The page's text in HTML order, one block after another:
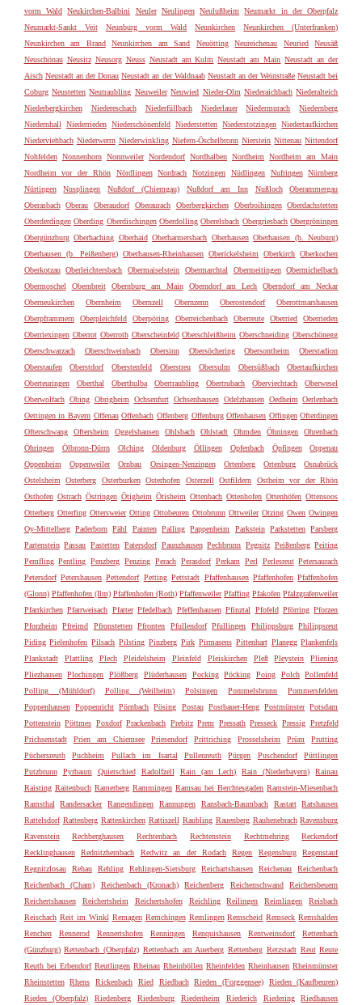
vorm Wald Neukirchen-Balbini Neuler Neulingen Neulußheim
Neumarkt in der Oberpfalz
Neumarkt-Sankt Veit
Neunburg vorm Wald Neunkirchen
Neunkirchen (Unterfranken)
Neunkirchen am Brand
Neunkirchen am Sand Neuötting Neureichenau Neuried
Neusäß
Neuschönau Neusitz Neusorg Neuss Neustadt am Kulm Neustadt am Main Neustadt an der
Aisch Neustadt an der Donau Neustadt an der Waldnaab Neustadt an der Weinstraße Neustadt bei
Coburg Neustetten Neutraubling Neuweiler Neuwied Nieder-Olm Niederaichbach Niederalteich
Niederbergkirchen
Niedereschach Niederfüllbach Niederlauer Niedermurach
Niedernberg
Niedernhall
Niederrieden Niederschönenfeld Niederstetten Niederstotzingen Niedertaufkirchen
Niederviehbach Niederwerrn Niederwinkling Niefern-Öschelbronn Nierstein Nittenau Nittendorf
Nohfelden Nonnenhorn Nonnweiler Nordendorf Nordhalben Nordheim
Nordheim am Main
Nordheim vor der Rhön
Nördlingen Nordrach Notzingen Nüdlingen Nufringen
Nürnberg
Nürtingen
Nusplingen Nußdorf (Chiemgau) Nußdorf am Inn Nußloch
Oberammergau
Oberasbach
Oberau Oberaudorf Oberaurach Oberbergkirchen Oberboihingen
Oberdachstetten
Oberderdingen Oberding Oberdischingen Oberdolling Oberelsbach Obergriesbach Obergröningen
Obergünzburg Oberhaching Oberhaid Oberharmersbach Oberhausen Oberhausen (b. Neuburg)
Oberhausen (b. Peißenberg) Oberhausen-Rheinhausen Oberickelsheim Oberkirch Oberkochen
Oberkotzau
Oberleichtersbach Obermaiselstein Obermarchtal Obermeitingen
Obermichelbach
Obermoschel
Obernbreit Obernburg am Main Oberndorf am Lech
Oberndorf am Neckar
Oberneukirchen
Obernheim Obernzell Obernzenn Oberostendorf
Oberottmarshausen
Oberpframmern
Oberpleichfeld Oberpöring Oberreichenbach Oberreute Oberried
Oberrieden
Oberriexingen Oberrot Oberroth Oberscheinfeld Oberschleißheim Oberschneiding Oberschönegg
Oberschwarzach
Oberschweinbach Obersinn Obersöchering Obersontheim
Oberstadion
Oberstaufen
Oberstdorf Oberstenfeld Oberstreu Obersulm Obersüßbach
Obertaufkirchen
Oberteuringen
Oberthal Oberthulba Obertraubling Obertrubach Oberviechtach
Oberwesel
Oberwolfach Obing Obrigheim Ochsenfurt Ochsenhausen Odelzhausen Oedheim Oerlenbach
Oettingen in Bayern Offenau Offenbach Offenberg Offenburg Offenhausen Offingen Ofterdingen
Ofterschwang
Oftersheim Oggelshausen Ohlsbach Ohlstadt Ohmden Öhningen
Ohrenbach
Öhringen
Ölbronn-Dürrn Olching Oldenburg Öllingen Opfenbach Öpfingen
Oppenau
Oppenheim
Oppenweiler Ornbau Orsingen-Nenzingen Ortenberg Ortenburg
Osnabrück
Ostelsheim
Osterberg Osterburken Osterhofen Osterzell Ostfildern
Ostheim vor der Rhön
Osthofen Ostrach Östringen Ötigheim Ötisheim Ottenbach Ottenhofen Ottenhöfen Ottensoos
Otterberg Otterfing Ottersweier Otting Ottobeuren Ottobrunn Ottweiler Otzing Owen Owingen
Oy-Mittelberg Paderborn Pähl Painten Palling Pappenheim Parkstein Parkstetten Parsberg
Partenstein Passau Pastetten Patersdorf Paunzhausen Pechbrunn Pegnitz Peißenberg Peiting
Pemfling Pentling Penzberg Penzing Perach Perasdorf Perkam Perl Perlesreut Petersaurach
Petersdorf Petershausen Pettendorf Petting Pettstadt Pfaffenhausen Pfaffenhofen Pfaffenhofen
(Glonn) Pfaffenhofen (Ilm) Pfaffenhofen (Roth) Pfaffenweiler Pfaffing Pfakofen Pfalzgrafenweiler
Pfarrkirchen Pfarrweisach Pfatter Pfedelbach Pfeffenhausen Pfinztal Pfofeld Pförring Pforzen
Pforzheim
Pfreimd Pfronstetten Pfronten Pfullendorf Pfullingen Philippsburg Philippsreut
Piding Pielenhofen Pilsach Pilsting Pinzberg Pirk Pirmasens Pittenhart Planegg Plankenfels
Plankstadt
Plattling Plech Pleidelsheim Pleinfeld Pleiskirchen Pleß Pleystein
Pliening
Pliezhausen
Plochingen Plößberg Plüderhausen Pocking Pöcking Poing Polch
Pollenfeld
Polling (Mühldorf)
Polling (Weilheim) Polsingen Pommelsbrunn
Pommersfelden
Poppenhausen Poppenricht Pörnbach Pösing Postau Postbauer-Heng Postmünster Potsdam
Pottenstein Pöttmes Poxdorf Prackenbach Prebitz Prem Pressath Presseck Pressig Pretzfeld
Prichsenstadt
Prien am Chiemsee Priesendorf Prittriching Prosselsheim Prüm
Prutting
Püchersreuth
Puchheim Pullach im Isartal Pullenreuth Pürgen Puschendorf
Püttlingen
Putzbrunn
Pyrbaum Quierschied Radolfzell Rain (am Lech) Rain (Niederbayern)
Rainau
Raisting Raitenbuch Ramerberg Rammingen Ramsau bei Berchtesgaden Ramstein-Miesenbach
Ramsthal
Randersacker Rangendingen Rannungen Ransbach-Baumbach Rastatt
Ratshausen
Rattelsdorf Rattenberg Rattenkirchen Rattiszell Raubling Rauenberg Rauhenebrach Ravensburg
Ravenstein
Rechberghausen Rechtenbach Rechtenstein Rechtmehring
Reckendorf
Recklinghausen
Rednitzhembach Redwitz an der Rodach Regen Regensburg
Regenstauf
Regnitzlosau
Rehau Rehling Rehlingen-Siersburg Reichartshausen Reichenau
Reichenbach
Reichenbach (Cham)
Reichenbach (Kronach) Reichenberg Reichenschwand
Reichersbeuern
Reichertshausen
Reichertsheim Reichertshofen Reichling Reilingen Reimlingen
Reisbach
Reischach Reit im Winkl Remagen Remchingen Remlingen Remscheid Remseck Remshalden
Renchen
Rennerod Rennertshofen Renningen Renquishausen Rentweinsdorf
Rettenbach
(Günzburg) Rettenbach (Oberpfalz) Rettenbach am Auerberg Rettenberg Retzstadt Reut Reute
Reuth bei Erbendorf Reutlingen Rheinau Rheinböllen Rheinfelden Rheinhausen Rheinmünster
Rheinstetten
Rhens Rickenbach Ried Riedbach Rieden (Forggensee)
Rieden (Kaufbeuren)
Rieden (Oberpfalz)
Riedenberg Riedenburg Riedenheim Riederich Riedering
Riedhausen